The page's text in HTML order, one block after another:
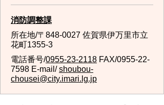
消防調整課
所在地/〒848-0027 佐賀県伊万里市立
花町1355-3
電話番号/0955-23-2118 FAX/0955-22-
7598 E-mail/shoubou-
chousei@city.imari.lg.jp